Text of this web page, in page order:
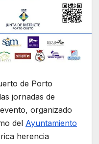
de Porto
jornadas de
organizado
del Ayuntamiento
herencia